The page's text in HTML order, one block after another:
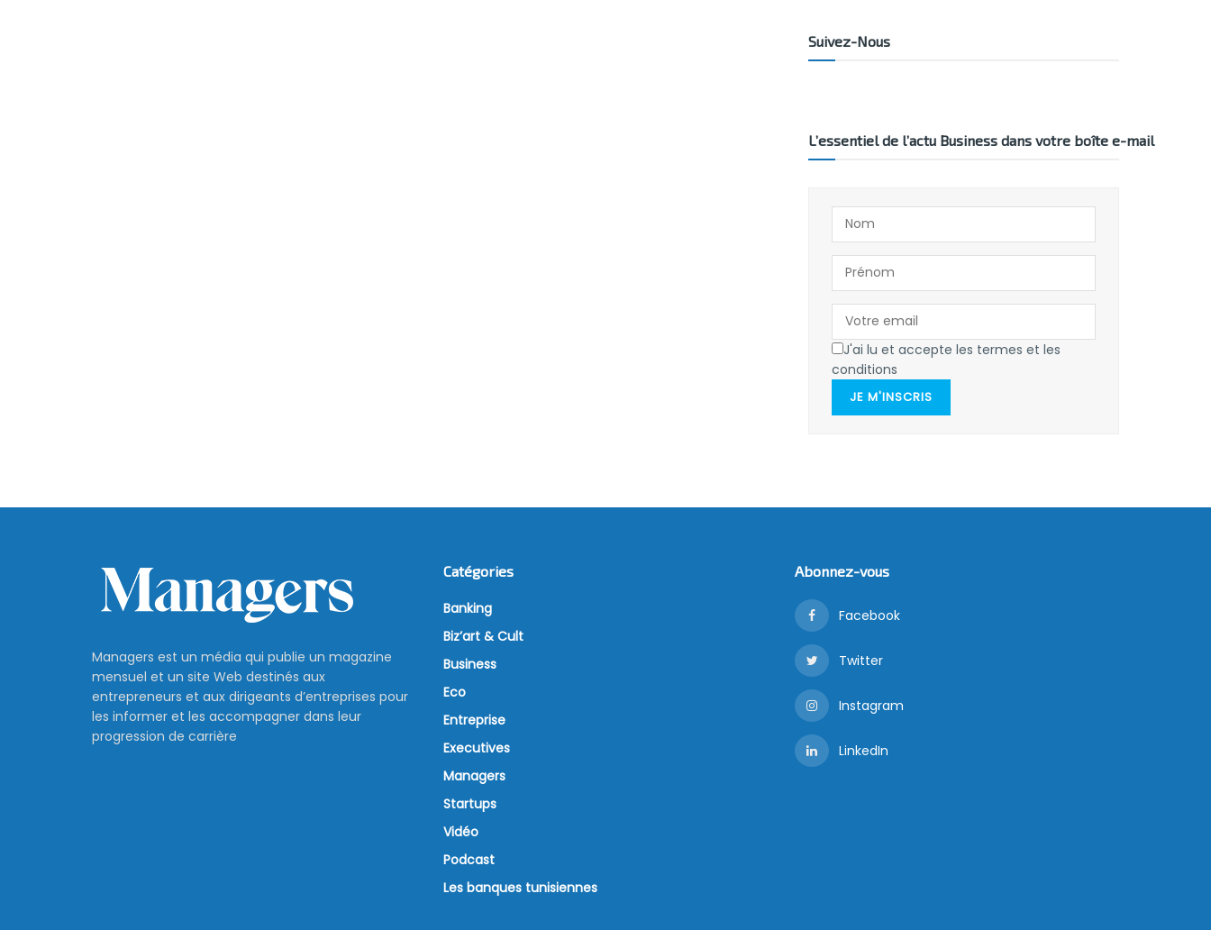
Suivez-Nous
L’essentiel de l’actu Business dans votre boîte e-mail
J'ai lu et accepte les termes et les
conditions
JE M'INSCRIS
Managers est un média qui publie un magazine
mensuel et un site Web destinés aux
entrepreneurs et aux dirigeants d’entreprises pour
les informer et les accompagner dans leur
progression de carrière
Catégories
Banking
Biz’art & Cult
Business
Eco
Entreprise
Executives
Managers
Startups
Vidéo
Podcast
Les banques tunisiennes
Abonnez-vous
Facebook
Twitter
Instagram
LinkedIn